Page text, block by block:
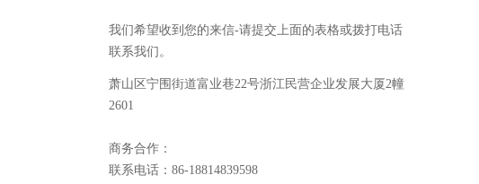
我们希望收到您的来信-请提交上面的表格或拨打电话
联系我们。
萧山区宁围街道富业巷22号浙江民营企业发展大厦2幢
2601
商务合作：
联系电话：86-18814839598